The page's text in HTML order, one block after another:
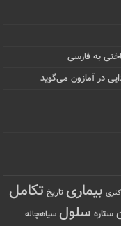
به فارسی
در آمازون می‌گوید
بیماری تاریخ تکامل
ستاره سلول سیاهچاله